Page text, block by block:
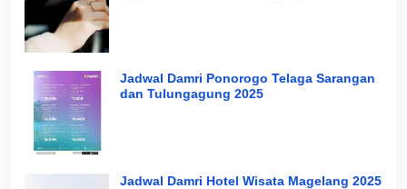
Jadwal Damri Ponorogo Telaga Sarangan
dan Tulungagung 2025
Jadwal Damri Hotel Wisata Magelang 2025